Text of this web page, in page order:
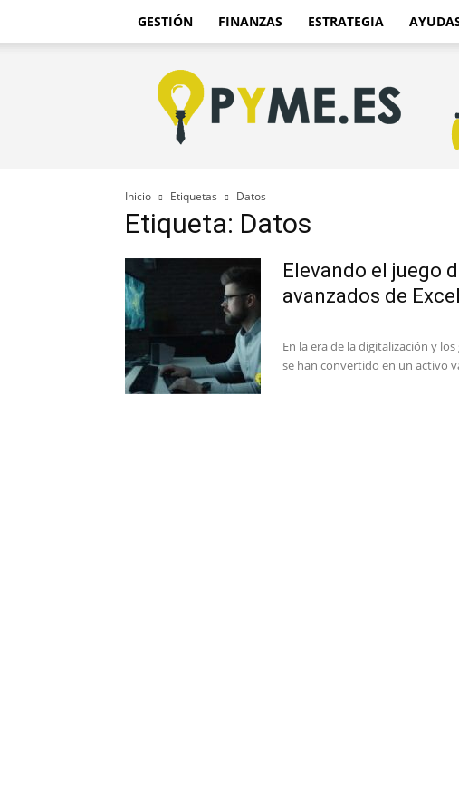
GESTIÓN FINANZAS ESTRATEGIA
Pyme.es
–
Portal
PYME
de
Inicio Etiquetas Datos
Etiqueta: Datos
Elevando el juego
avanzados de
En la era de la digitalización y
se han convertido en un activo